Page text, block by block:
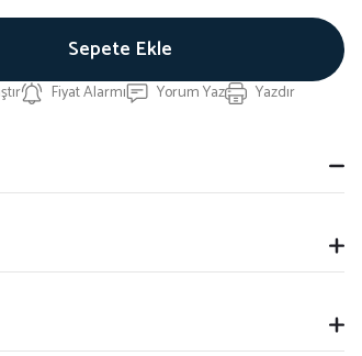
Sepete Ekle
Fiyat Alarmı Yorum Yaz Yazdır